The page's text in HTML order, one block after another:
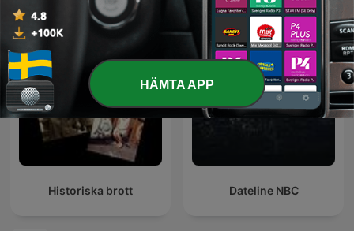
Historiska brott Dateline NBC
HÄMTA APP